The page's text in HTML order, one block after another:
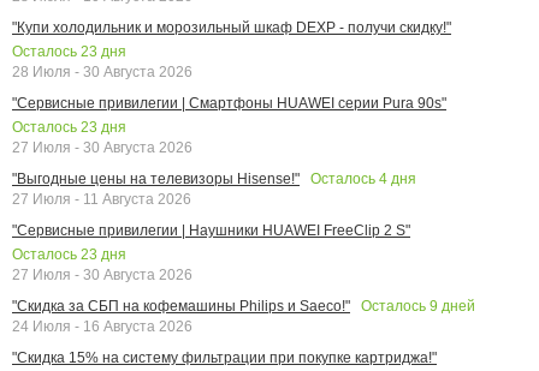
"Купи холодильник и морозильный шкаф DEXP - получи скидку!"
Осталось 23 дня
28 Июля - 30 Августа 2026
"Сервисные привилегии | Смартфоны HUAWEI серии Pura 90s"
Осталось 23 дня
27 Июля - 30 Августа 2026
"Выгодные цены на телевизоры Hisense!"
Осталось 4 дня
27 Июля - 11 Августа 2026
"Сервисные привилегии | Наушники HUAWEI FreeClip 2 S"
Осталось 23 дня
27 Июля - 30 Августа 2026
"Скидка за СБП на кофемашины Philips и Saeco!"
Осталось 9 дней
24 Июля - 16 Августа 2026
"Скидка 15% на систему фильтрации при покупке картриджа!"